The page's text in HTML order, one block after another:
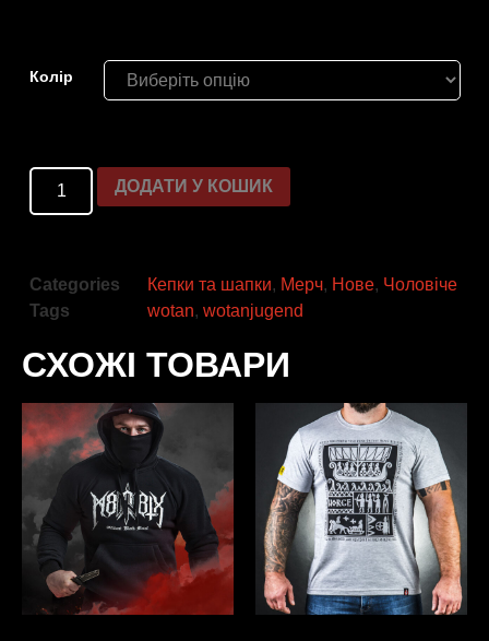
Колір
ДОДАТИ У КОШИК
Categories Кепки та шапки, Мерч, Нове, Чоловіче
Tags
wotan,wotanjugend
СХОЖІ ТОВАРИ